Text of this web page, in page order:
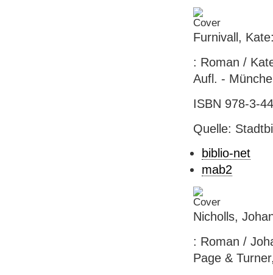
Furnivall,
: Roman /
Aufl. -
ISBN 978-3-
Quelle:
biblio-net
mab2
Nicholls,
: Roman /
Page &